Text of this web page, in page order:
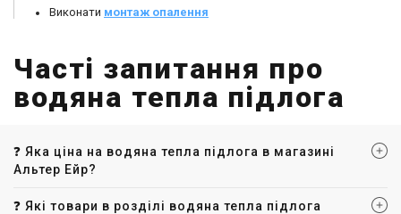
Виконати монтаж опалення
Часті запитання про
водяна тепла підлога
❓ Яка ціна на водяна тепла підлога в магазині
Альтер Ейр?
❓ Які товари в розділі водяна тепла підлога